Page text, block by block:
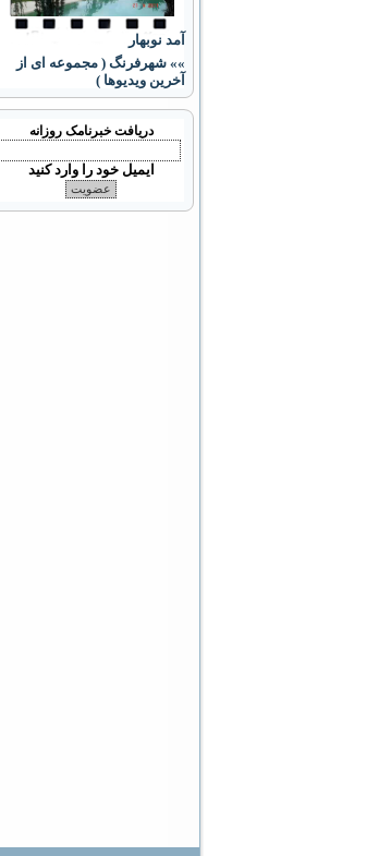
آمد نوبهار
»» شهرفرنگ ( مجموعه ای از
آخرین ویدیوها )
دریافت خبرنامک روزانه
ایمیل خود را وارد کنید